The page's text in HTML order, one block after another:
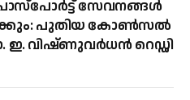
സേവനങ്ങൾ
പുതിയ കോൺസൽ
വിഷ്ണുവർധൻ റെഡ്ഡി